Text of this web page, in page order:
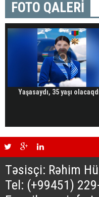
FOTO QALERİ
Yaşasaydı, 35 yaşı
Təsisçi: Rəhim
Tel: (+99451)